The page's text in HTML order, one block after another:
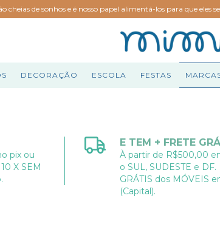
cheias de sonhos e é nosso papel alimentá-los para que
DECORAÇÃO ESCOLA FESTAS
pix ou
X SEM
E TEM + FRETE
À partir de R$500,00
o SUL, SUDESTE e
GRÁTIS dos MÓVEIS
(Capital).